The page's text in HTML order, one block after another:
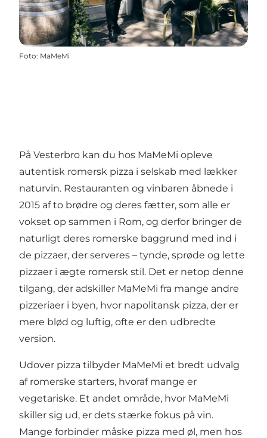
Foto: MaMeMi
På Vesterbro kan du hos MaMeMi opleve
autentisk romersk pizza i selskab med lækker
naturvin. Restauranten og vinbaren åbnede i
2015 af to brødre og deres fætter, som alle er
vokset op sammen i Rom, og derfor bringer de
naturligt deres romerske baggrund med ind i
de pizzaer, der serveres – tynde, sprøde og lette
pizzaer i ægte romersk stil. Det er netop denne
tilgang, der adskiller MaMeMi fra mange andre
pizzeriaer i byen, hvor napolitansk pizza, der er
mere blød og luftig, ofte er den udbredte
version.
Udover pizza tilbyder MaMeMi et bredt udvalg
af romerske starters, hvoraf mange er
vegetariske. Et andet område, hvor MaMeMi
skiller sig ud, er dets stærke fokus på vin.
Mange forbinder måske pizza med øl, men hos